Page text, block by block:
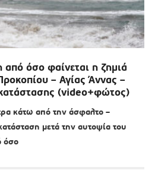
όσο φαίνεται η ζημιά
– Αγίας Άννας –
(video+φώτος)
κάτω από την άσφαλτο –
μετά την αυτοψία του
όσο